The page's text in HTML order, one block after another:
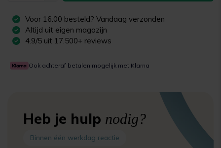
Voor 16:00 besteld? Vandaag verzonden
Altijd uit eigen magazijn
4.9/5 uit 17.500+ reviews
Ook achteraf betalen mogelijk met Klarna
Heb je hulp nodig?
Binnen één werkdag reactie